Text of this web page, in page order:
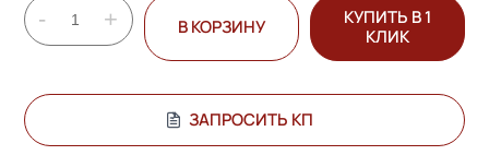
- + В КОРЗИНУ
КУПИТЬ В 1
КЛИК
ЗАПРОСИТЬ КП